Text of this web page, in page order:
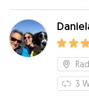
aus,
3